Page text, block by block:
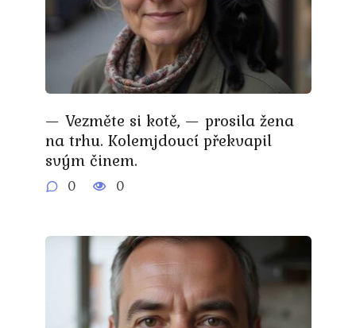
— Vezměte si kotě, — prosila žena
na trhu. Kolemjdoucí překvapil
svým činem.
0 0